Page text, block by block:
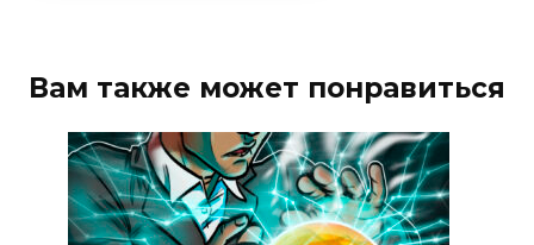
Вам также может понравиться